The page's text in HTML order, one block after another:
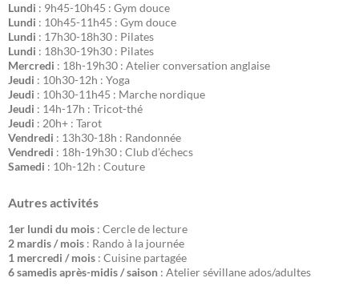
Lundi : 9h45-10h45 : Gym douce
Lundi : 10h45-11h45 : Gym douce
Lundi : 17h30-18h30 : Pilates
Lundi : 18h30-19h30 : Pilates
Mercredi : 18h-19h30 : Atelier conversation anglaise
Jeudi : 10h30-12h : Yoga
Jeudi : 10h30-11h45 : Marche nordique
Jeudi : 14h-17h : Tricot-thé
Jeudi : 20h+ : Tarot
Vendredi : 13h30-18h : Randonnée
Vendredi : 18h-19h30 : Club d'échecs
Samedi : 10h-12h : Couture
Autres activités
1er lundi du mois : Cercle de lecture
2 mardis / mois : Rando à la journée
1 mercredi / mois : Cuisine partagée
6 samedis après-midis / saison : Atelier sévillane ados/adultes